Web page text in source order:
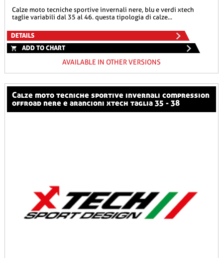
calze moto tecniche sportive invernali nere, blu e verdi xtech
taglie variabili dal 35 al 46. questa tipologia di calze...
DETAILS
ADD TO CHART
AVAILABLE IN OTHER VERSIONS
calze moto tecniche sportive invernali compression
offroad nere e arancioni xtech taglia 35 - 38